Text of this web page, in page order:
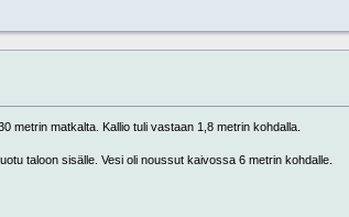
metrin matkalta. Kallio tuli vastaan 1,8 metrin kohdalla.
taloon sisälle. Vesi oli noussut kaivossa 6 metrin kohdalle.